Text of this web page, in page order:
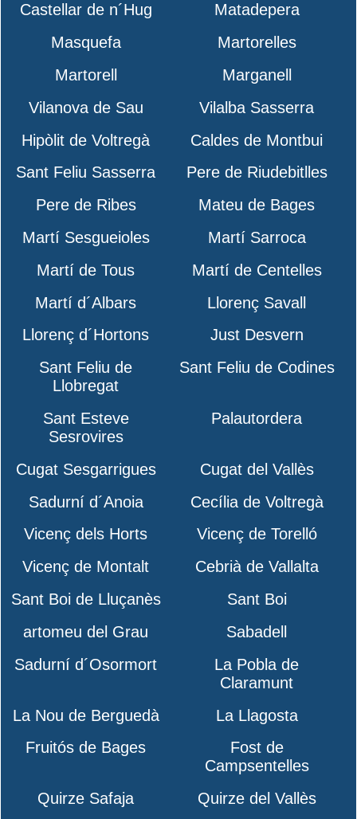
Castellar de n´Hug
Matadepera
Masquefa
Martorelles
Martorell
Marganell
Vilanova de Sau
Vilalba Sasserra
Hipòlit de Voltregà
Caldes de Montbui
Sant Feliu Sasserra
Pere de Riudebitlles
Pere de Ribes
Mateu de Bages
Martí Sesgueioles
Martí Sarroca
Martí de Tous
Martí de Centelles
Martí d´Albars
Llorenç Savall
Llorenç d´Hortons
Just Desvern
Sant Feliu de
Llobregat
Sant Feliu de Codines
Sant Esteve
Sesrovires
Palautordera
Cugat Sesgarrigues
Cugat del Vallès
Sadurní d´Anoia
Cecília de Voltregà
Vicenç dels Horts
Vicenç de Torelló
Vicenç de Montalt
Cebrià de Vallalta
Sant Boi de Lluçanès
Sant Boi
artomeu del Grau
Sabadell
Sadurní d´Osormort
La Pobla de
Claramunt
La Nou de Berguedà
La Llagosta
Fruitós de Bages
Fost de
Campsentelles
Quirze Safaja
Quirze del Vallès